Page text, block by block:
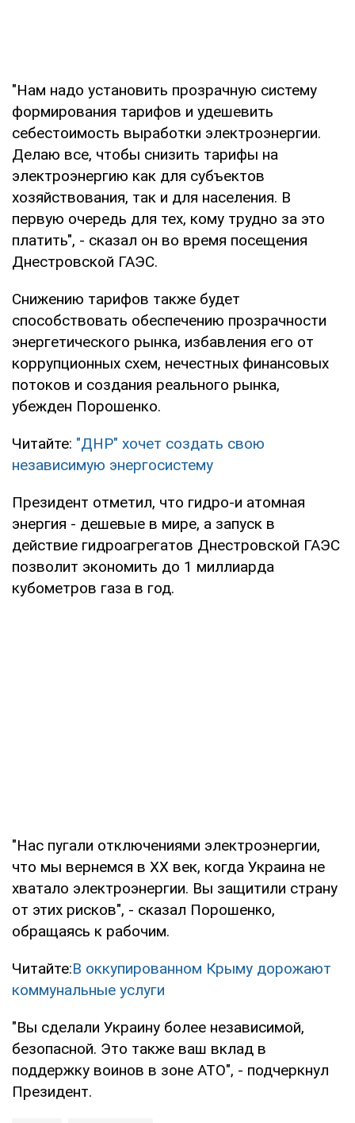
"Нам надо установить прозрачную систему
формирования тарифов и удешевить
себестоимость выработки электроэнергии.
Делаю все, чтобы снизить тарифы на
электроэнергию как для субъектов
хозяйствования, так и для населения. В
первую очередь для тех, кому трудно за это
платить", - сказал он во время посещения
Днестровской ГАЭС.
Снижению тарифов также будет
способствовать обеспечению прозрачности
энергетического рынка, избавления его от
коррупционных схем, нечестных финансовых
потоков и создания реального рынка,
убежден Порошенко.
Читайте: "ДНР" хочет создать свою
независимую энергосистему
Президент отметил, что гидро-и атомная
энергия - дешевые в мире, а запуск в
действие гидроагрегатов Днестровской ГАЭС
позволит экономить до 1 миллиарда
кубометров газа в год.
"Нас пугали отключениями электроэнергии,
что мы вернемся в XX век, когда Украина не
хватало электроэнергии. Вы защитили страну
от этих рисков", - сказал Порошенко,
обращаясь к рабочим.
Читайте:В оккупированном Крыму дорожают
коммунальные услуги
"Вы сделали Украину более независимой,
безопасной. Это также ваш вклад в
поддержку воинов в зоне АТО", - подчеркнул
Президент.